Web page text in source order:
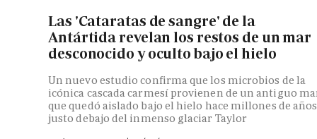
Las 'Cataratas de sangre' de la
Antártida revelan los restos de un mar
desconocido y oculto bajo el hielo
Un nuevo estudio confirma que los microbios de la
icónica cascada carmesí provienen de un antiguo
que quedó aislado bajo el hielo hace millones de años
justo debajo del inmenso glaciar Taylor